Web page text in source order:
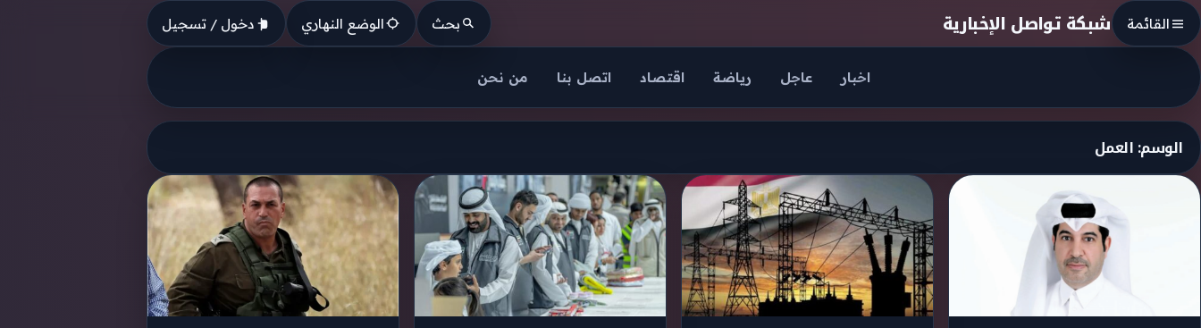
Skip to contentشبكة تواصل الإخبارية القائمة بحث الوضع النهاري دخول / تسجيل
اخبار عاجل رياضة اقتصاد اتصل بنا من نحن
الوسم:العمل